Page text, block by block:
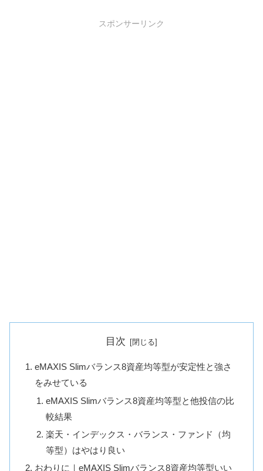
スポンサーリンク
目次
eMAXIS Slimバランス8資産均等型が安定性と強さ
をみせている
eMAXIS Slimバランス8資産均等型と他投信の比
較結果
楽天・インデックス・バランス・ファンド（均
等型）はやはり良い
おわりに｜eMAXIS Slimバランス8資産均等型いい